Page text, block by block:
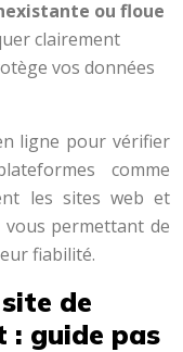
ou floue
clairement
vos données
ligne pour vérifier
comme
les sites web et
permettant de
fiabilité.
de
: guide pas